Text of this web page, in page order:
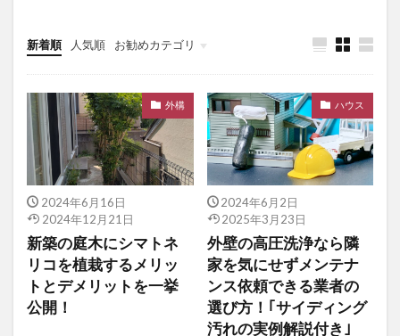
新着順 人気順 お勧めカテゴリ
未分類
外構
2024年6月16日
2024年12月21日
新築の庭木にシマトネ
リコを植栽するメリッ
トとデメリットを一挙
公開！
ハウス
2024年6月2日
2025年3月23日
外壁の高圧洗浄なら隣
家を気にせずメンテナ
ンス依頼できる業者の
選び方！｢サイディング
汚れの実例解説付き｣